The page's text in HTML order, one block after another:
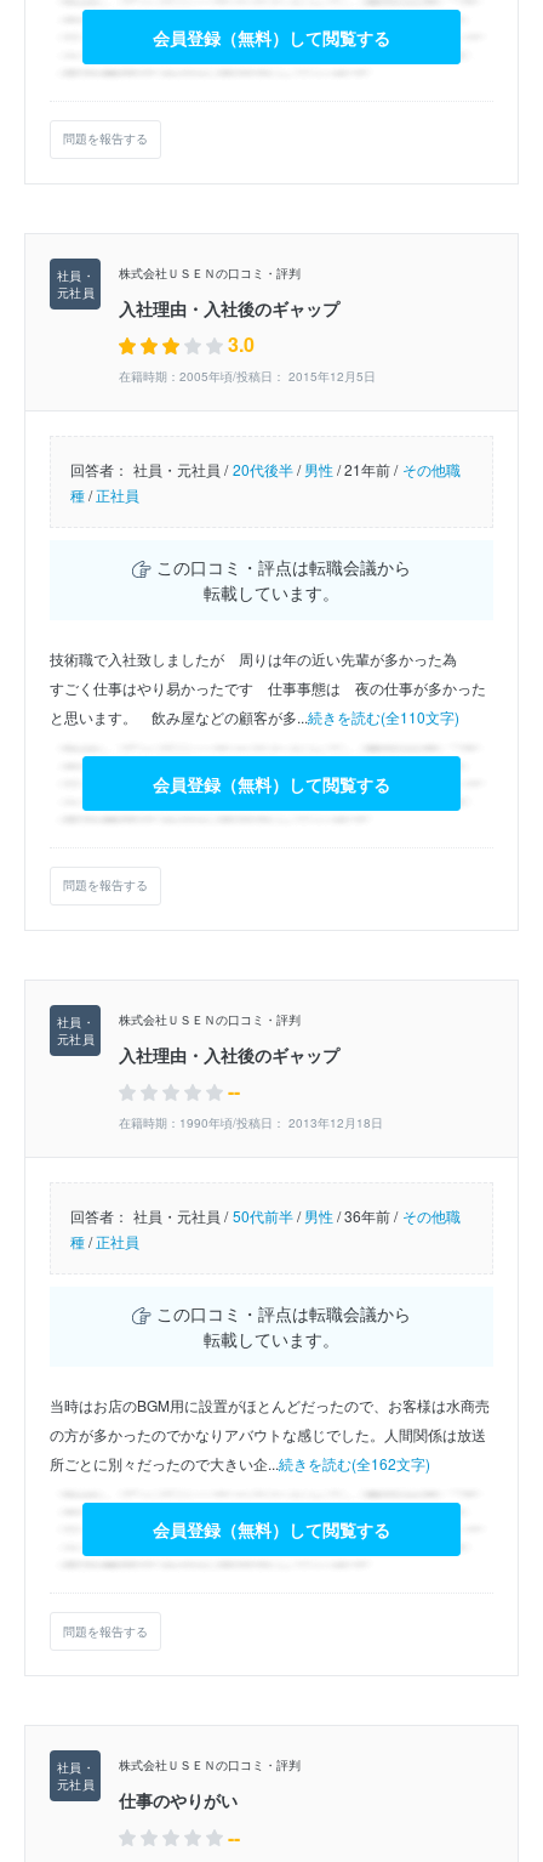
会員登録（無料）して閲覧する
問題を報告する
株式会社ＵＳＥＮの口コミ・評判
入社理由・入社後のギャップ
3.0
在籍時期：2005年頃/投稿日： 2015年12月5日
回答者： 社員・元社員 / 20代後半/男性/21年前 / その他職
種/正社員
この口コミ・評点は転職会議から
転載しています。
技術職で入社致しましたが　周りは年の近い先輩が多かった為
すごく仕事はやり易かったです　仕事事態は　夜の仕事が多かった
と思います。　飲み屋などの顧客が多...続きを読む(全110文字)
会員登録（無料）して閲覧する
問題を報告する
株式会社ＵＳＥＮの口コミ・評判
入社理由・入社後のギャップ
--
在籍時期：1990年頃/投稿日： 2013年12月18日
回答者： 社員・元社員 / 50代前半/男性/36年前 / その他職
種/正社員
この口コミ・評点は転職会議から
転載しています。
当時はお店のBGM用に設置がほとんどだったので、お客様は水商売
の方が多かったのでかなりアバウトな感じでした。人間関係は放送
所ごとに別々だったので大きい企...続きを読む(全162文字)
会員登録（無料）して閲覧する
問題を報告する
株式会社ＵＳＥＮの口コミ・評判
仕事のやりがい
--